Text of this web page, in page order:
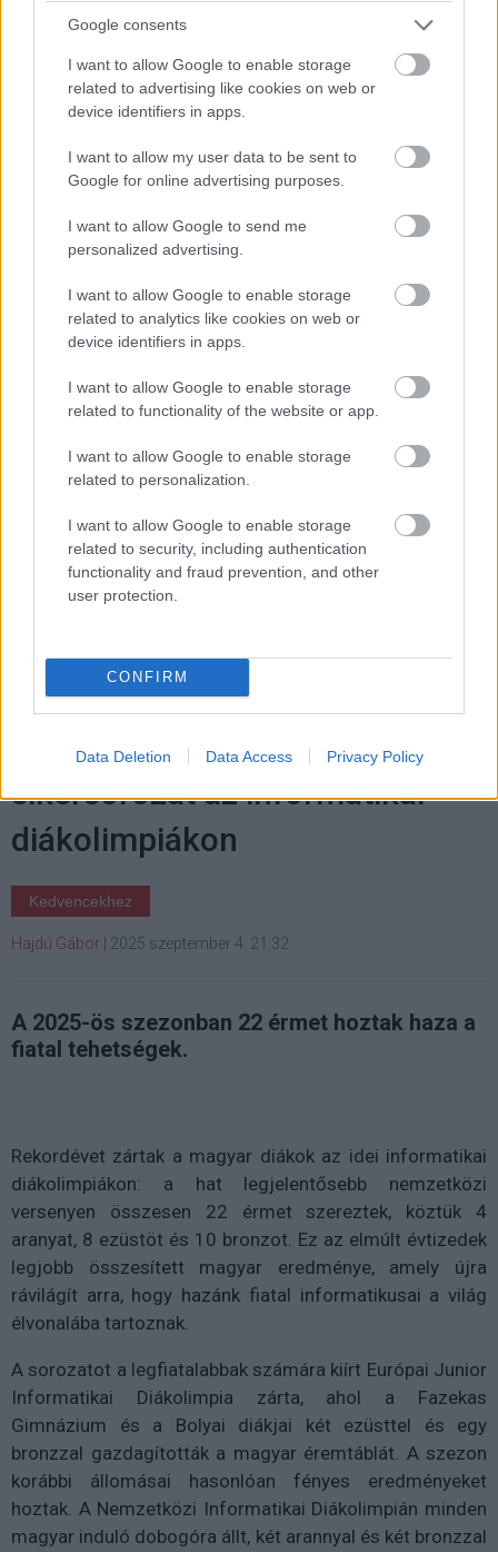
Google consents
I want to allow Google to enable storage
related to advertising like cookies on web or
device identifiers in apps.
I want to allow my user data to be sent to
Google for online advertising purposes.
I want to allow Google to send me
personalized advertising.
I want to allow Google to enable storage
related to analytics like cookies on web or
device identifiers in apps.
I want to allow Google to enable storage
related to functionality of the website or app.
I want to allow Google to enable storage
related to personalization.
I want to allow Google to enable storage
related to security, including authentication
functionality and fraud prevention, and other
user protection.
CONFIRM
Data Deletion Data Access Privacy Policy
védenek a fertőzött weboldalak és gyanús linkek ellen,
tartalmak letiltásáról is gondoskodnak.
Az ESET egész évben kedvezményt kínál diákoknak
bizonyos otthoni biztonsági szoftverekre, hogy a
legfiatalabb felhasználók is védve legyenek. Az első
is jelent, és a biztonság megteremtése éppoly fontos
része az iskolakezdésnek, mint a tankönyvek és a
tolltartó beszerzése.
Pulzusméréssel segíti a biztonságos mozgást az új
balatoni kardioösvény (X)
4 és egy 8 km-es egészségügyi tanösvény nyílt
#iskola #mobiltelefon #mobil
#laptop
#eset
Soha nem látott magyar
sikersorozat az informatikai
diákolimpiákon
Kedvencekhez
Hajdú Gábor 2025 szeptember 4. 21:32
A 2025-ös szezonban 22 érmet hoztak haza a
fiatal tehetségek.
Rekordévet zártak a magyar diákok az idei informatikai
diákolimpiákon: a hat legjelentősebb nemzetközi
versenyen összesen 22 érmet szereztek, köztük 4
aranyat, 8 ezüstöt és 10 bronzot. Ez az elmúlt évtizedek
legjobb összesített magyar eredménye, amely újra
rávilágít arra, hogy hazánk fiatal informatikusai a világ
élvonalába tartoznak.
A sorozatot a legfiatalabbak számára kiírt Európai Junior
Informatikai Diákolimpia zárta, ahol a Fazekas
Gimnázium és a Bolyai diákjai két ezüsttel és egy
bronzzal gazdagították a magyar éremtáblát. A szezon
korábbi állomásai hasonlóan fényes eredményeket
hoztak. A Nemzetközi Informatikai Diákolimpián minden
magyar induló dobogóra állt, két arannyal és két bronzzal